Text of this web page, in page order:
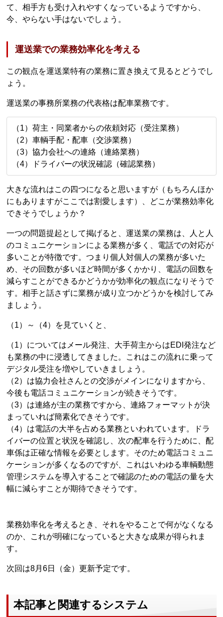
て、相手方も受け入れやすくなっているようですから、
今、やらない手はないでしょう。
運送業での業務効率化を考える
この観点を運送業特有の業務に置き換えて見るとどうでし
ょう。
運送業の事務所業務の代表格は配車業務です。
（1）荷主・同業者からの依頼対応（受注業務）
（2）車輌手配・配車（交渉業務）
（3）協力会社への連絡（連絡業務）
（4）ドライバーの状況確認（確認業務）
大きな流れはこの四つになると思いますが（もちろんほか
にもありますがここでは割愛します）、どこが業務効率化
できそうでしょうか？
一つの問題提起として掲げると、運送業の業務は、人と人
のコミュニケーションによる業務が多く、電話での対応が
多いことが特徴です。つまり個人対個人の業務が多いた
め、その回数が多いほど時間が多くかかり、電話の回数を
減らすことができるかどうかが効率化の観点になりそうで
す。相手と話さずに業務が成り立つかどうかを検討してみ
ましょう。
（1）～（4）を見ていくと、
（1）についてはメール発注、大手荷主からはEDI発注など
も業務の中に浸透してきました。これはこの流れに乗って
デジタル受注を増やしていきましょう。
（2）は協力会社さんとの交渉がメインになりますから、
今後も電話コミュニケーションが続きそうです。
（3）は連絡が主の業務ですから、連絡フォーマットが決
まっていれば簡素化できそうです。
（4）は電話の大半を占める業務といわれています。ドラ
イバーの位置と状況を確認し、次の配車を行うために、配
車係は正確な情報を必要とします。そのため電話コミュニ
ケーションが多くなるのですが、これはいわゆる車輌動態
管理システムを導入することで確認のための電話の量を大
幅に減らすことが期待できそうです。
業務効率化を考えるとき、それをやることで何がなくなる
のか、これが明確になっていると大きな成果が得られま
す。
次回は8月6日（金）更新予定です。
本記事と関連するシステム